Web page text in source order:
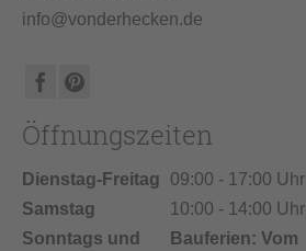
info@vonderhecken.de
Öffnungszeiten
Dienstag-Freitag
09:00 - 17:00 Uhr
Samstag
10:00 - 14:00 Uhr
Sonntags und
Bauferien: Vom